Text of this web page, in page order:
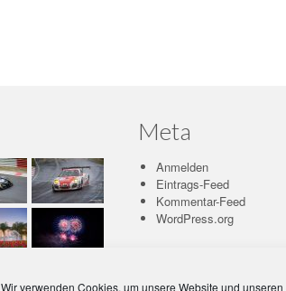
Wir verwenden Cookies, um unsere Website und
Meta
Anmelden
Eintrags-Feed
Kommentar-Feed
WordPress.org